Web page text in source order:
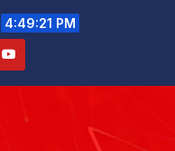
4:49:23 PM